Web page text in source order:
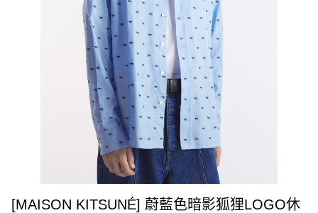
[MAISON KITSUNÉ] 蔚藍色暗影狐狸LOGO休